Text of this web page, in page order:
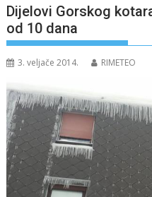
Dijelovi Gorskog
od 10 dana
3. veljače 2014. RIMETEO